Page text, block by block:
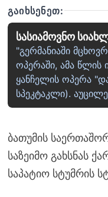
ᲒᲐᲘᲮᲡᲔᲜᲔᲗ:
სასიამოვნო
"გერმანიაში
ოპერაში, ამა წლის
ყანჩელის ოპერა
სპეკტაკლი).
ბათუმის
საზეიმო გახსნას
საპატიო სტუმრის